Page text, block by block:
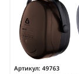
Артикул: 49763